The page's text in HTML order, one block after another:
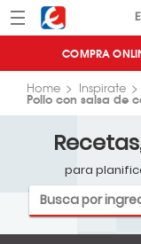
Menú Eroski
COMPRA
Home Inspirate
Pollo con salsa de
para